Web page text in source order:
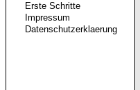
Erste Schritte
Impressum
Datenschutzerklaerung